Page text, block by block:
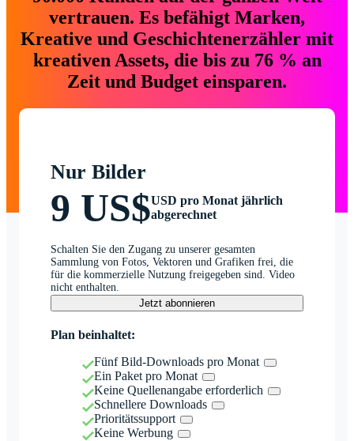
vertrauen. Es befähigt Marken,
Kreative und Geschichtenerzähler mit
kreativen Assets, die bis zu 76 % an
Zeit und Budget einsparen.
Nur Bilder
9 US$USD pro Monat jährlich
abgerechnet
Schalten Sie den Zugang zu unserer gesamten
Sammlung von Fotos, Vektoren und Grafiken frei, die
für die kommerzielle Nutzung freigegeben sind. Video
nicht enthalten.
Jetzt abonnieren
Plan beinhaltet:
Fünf Bild-Downloads pro Monat
Ein Paket pro Monat
Keine Quellenangabe erforderlich
Schnellere Downloads
Prioritätssupport
Keine Werbung